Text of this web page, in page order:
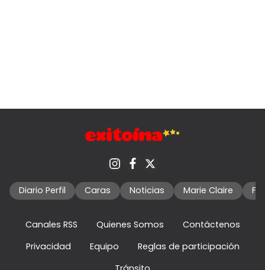
Diario Perfil Caras Noticias Marie Claire
Canales RSS Quienes Somos
Contáctenos
Privacidad
Equipo
Reglas de participación